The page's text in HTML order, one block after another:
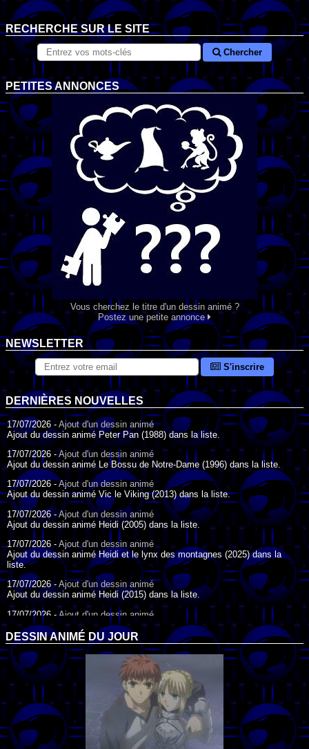
RECHERCHE SUR LE SITE
Chercher
PETITES ANNONCES
Vous cherchez le titre d'un dessin animé ?
Postez une petite annonce
NEWSLETTER
S'inscrire
DERNIÈRES NOUVELLES
17/07/2026 - Ajout d'un dessin animé
Ajout du dessin animé Peter Pan (1988) dans la liste.
17/07/2026 - Ajout d'un dessin animé
Ajout du dessin animé Le Bossu de Notre-Dame (1996) dans la liste.
17/07/2026 -Ajout d'un dessin animé
Ajout du dessin animé Vic le Viking (2013) dans la liste.
17/07/2026 -Ajout d'un dessin animé
Ajout du dessin animé Heidi (2005) dans la liste.
17/07/2026 -Ajout d'un dessin animé
Ajout du dessin animé Heidi et le lynx des montagnes (2025) dans la
liste.
17/07/2026 - Ajout d'un dessin animé
Ajout du dessin animé Heidi (2015) dans la liste.
17/07/2026 - Ajout d'un dessin animé
Ajout du dessin animé Heidi (1995) dans la liste.
09/07/2026 -Ajout d'un dessin animé
Ajout du dessin animé Genki l'Aventurier de la Chance (2006) dans la
liste.
04/07/2026 -Ajout d'un dessin animé
Ajout du dessin animé Vilain Petit Canard (2000) dans la liste.
04/07/2026 -Ajout d'un dessin animé
Ajout du dessin animé Le Noël du vilain petit canard (2003) dans la liste.
DESSIN ANIMÉ DU JOUR